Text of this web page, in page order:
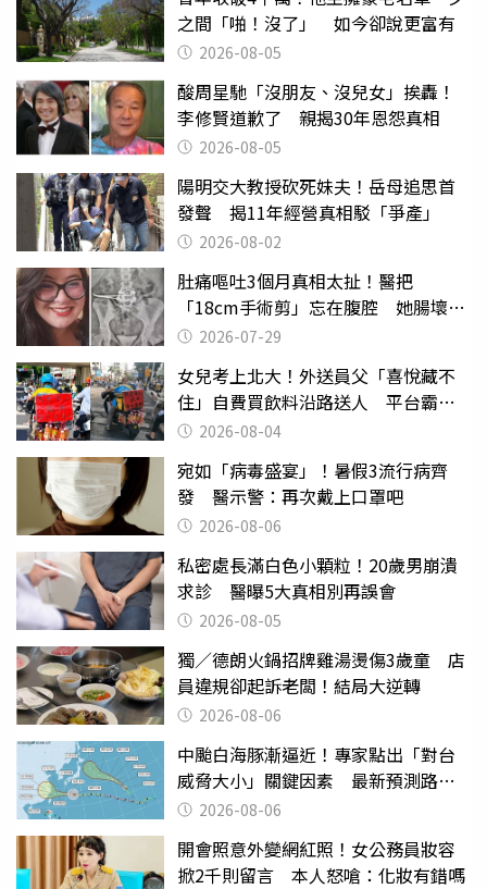
之間「啪！沒了」 如今卻說更富有
2026-08-05
酸周星馳「沒朋友、沒兒女」挨轟！
李修賢道歉了 親揭30年恩怨真相
2026-08-05
陽明交大教授砍死妹夫！岳母追思首
發聲 揭11年經營真相駁「爭產」
2026-08-02
肚痛嘔吐3個月真相太扯！醫把
「18cm手術剪」忘在腹腔 她腸壞死
險喪命
2026-07-29
女兒考上北大！外送員父「喜悅藏不
住」自費買飲料沿路送人 平台霸氣
幫付學費
2026-08-04
宛如「病毒盛宴」！暑假3流行病齊
發 醫示警：再次戴上口罩吧
2026-08-06
私密處長滿白色小顆粒！20歲男崩潰
求診 醫曝5大真相別再誤會
2026-08-05
獨／德朗火鍋招牌雞湯燙傷3歲童 店
員違規卻起訴老闆！結局大逆轉
2026-08-06
中颱白海豚漸逼近！專家點出「對台
威脅大小」關鍵因素 最新預測路徑
曝 2026-08-06
開會照意外變網紅照！女公務員妝容
掀2千則留言 本人怒嗆：化妝有錯嗎